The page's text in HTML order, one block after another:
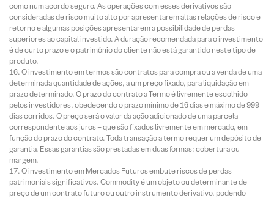
como num acordo seguro. As operações com esses derivativos são
consideradas de risco muito alto por apresentarem altas relações de risco e
retorno e algumas posições apresentarem a possibilidade de perdas
superiores ao capital investido. A duração recomendada para o investimento
é de curto prazo e o patrimônio do cliente não está garantido neste tipo de
produto.
O investimento em termos são contratos para compra ou a venda de uma
determinada quantidade de ações, a um preço fixado, para liquidação em
prazo determinado. O prazo do contrato a Termo é livremente escolhido
pelos investidores, obedecendo o prazo mínimo de 16 dias e máximo de 999
dias corridos. O preço será o valor da ação adicionado de uma parcela
correspondente aos juros – que são fixados livremente em mercado, em
função do prazo do contrato. Toda transação a termo requer um depósito de
garantia. Essas garantias são prestadas em duas formas: cobertura ou
margem.
O investimento em Mercados Futuros embute riscos de perdas
patrimoniais significativos. Commodity é um objeto ou determinante de
preço de um contrato futuro ou outro instrumento derivativo, podendo